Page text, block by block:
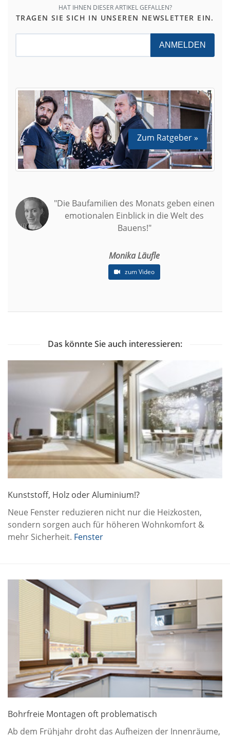
HAT IHNEN DIESER ARTIKEL GEFALLEN?
TRAGEN SIE SICH IN UNSEREN NEWSLETTER EIN.
ANMELDEN
Zum Ratgeber »
"Die Baufamilien des Monats geben einen
emotionalen Einblick in die Welt des
Bauens!"
Monika Läufle
zum Video
Das könnte Sie auch interessieren:
Kunststoff, Holz oder Aluminium!?
Neue Fenster reduzieren nicht nur die Heizkosten,
sondern sorgen auch für höheren Wohnkomfort &
mehr Sicherheit. Fenster
Bohrfreie Montagen oft problematisch
Ab dem Frühjahr droht das Aufheizen der Innenräume,